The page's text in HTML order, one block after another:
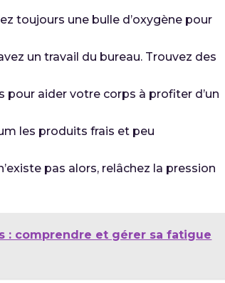
toujours une bulle d’oxygène pour
un travail du bureau. Trouvez des
pour aider votre corps à profiter d’un
les produits frais et peu
pas alors, relâchez la pression
: comprendre et gérer sa fatigue